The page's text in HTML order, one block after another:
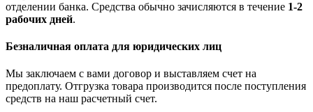
отделении банка. Средства обычно зачисляются в течение 1-2
рабочих дней.
Безналичная оплата для юридических лиц
Мы заключаем с вами договор и выставляем счет на
предоплату. Отгрузка товара производится после поступления
средств на наш расчетный счет.